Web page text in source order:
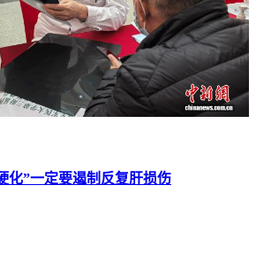
化”一定要遏制反复肝损伤